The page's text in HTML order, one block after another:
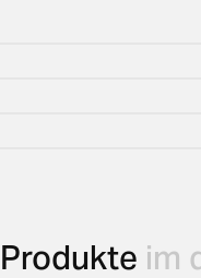
Produkte im